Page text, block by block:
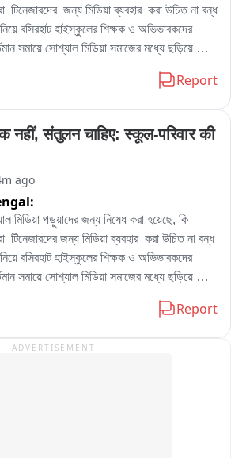
বেহাল রাস্তাঘাট, পানিয় জল এবং বিদ্দুৎ
এলাকার মানুষের বক্তব্য গত ১০ বছরেও সংস্কার হয়নি
এর অবস্থো ভয়ানক। বহুবার পুরসভায় জানিয়েও কোন
টিনেজারদের  জন্য মিডিয়া ব্যবহার  করা উচিত না বন্ধ
বসিরহাট হাইস্কুলের শিক্ষক ও অভিভাবকদের
সমায়ে সোশ্যাল মিডিয়া সমাজের মধ্যে ছড়িয়ে
কর্তৃপক্ষ অভিভাবক থেকে বর্তমান সরকারের যেন
শিক্ষার্থে যদি বেটার এডুকেশন দরকার হয় তা হলে
মিডিয়ায় অনেক কিছু জানার আছে শেখার আছে।
রাখে তা হলে ঠিক আছে। স্কুলের মধ্যে মোবাইল
ছাত্রীরা এতাটাই  সোশ্যাল মিডিয়ায় আসক্ত হয়ে
মান ক্রমশ নামতে শুরু করেছে।这个 अभিভাবিকা
বন্ধ করে দেওয়া উচিত মোবাইলের জন্যে ঘরে ঘরে
ক্ষতি করছে বাচ্চা দের now বাচ্চাদের শৈশব বলে
Report
नहीं, संतुलन चाहिए: स्कूल-परिवार की
ago
মিডিয়া পড়ুয়াদের জন্য নিষেধ করা হয়েছে, কি
টিনেজারদের জন্য মিডিয়া ব্যবহার  করা উচিত না বন্ধ
বসিরহাট হাইস্কুলের শিক্ষক ও অভিভাবকদের
সমায়ে সোশ্যাল মিডিয়া সমাজের মধ্যে ছড়িয়ে
কর্তৃপক্ষ অভিভাবক থেকে বর্তমান সরকারের যেন
শিক্ষার্থে যদি বেটার এডুকেশন দরকার হয় তা হলে
Report
ADVERTISEMENT